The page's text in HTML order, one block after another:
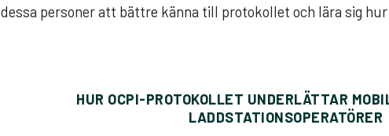
dessa personer att bättre känna till protokollet och lära sig
HUR OCPI-PROTOKOLLET UNDERLÄTTAR
LADDSTATIONSOPERATÖRER